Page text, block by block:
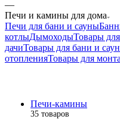
—
Печи и камины для дома
Печи для бани и сауны
котлыДымоходыТовары
дачиТовары для бани и
отопленияТовары для
Печи-камины
35 товаров